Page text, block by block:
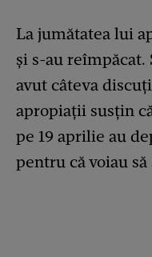
La jumătatea lui
și s-au reîmpăcat.
avut câteva
apropiații susțin
pe 19 aprilie au
pentru că voiau să